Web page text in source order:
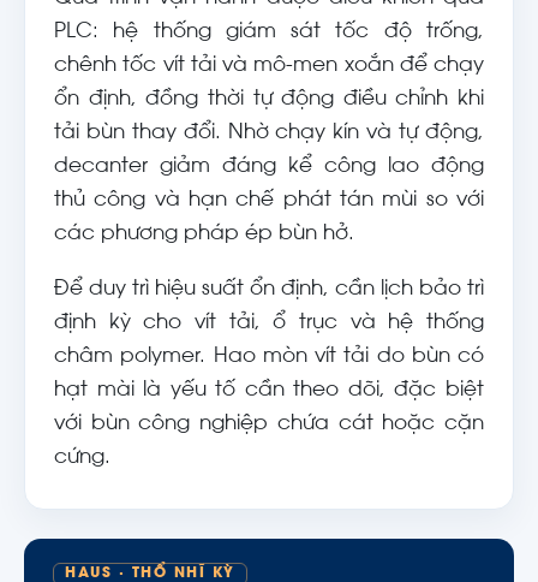
PLC: hệ thống giám sát tốc độ trống,
chênh tốc vít tải và mô-men xoắn để chạy
ổn định, đồng thời tự động điều chỉnh khi
tải bùn thay đổi. Nhờ chạy kín và tự động,
decanter giảm đáng kể công lao động
thủ công và hạn chế phát tán mùi so với
các phương pháp ép bùn hở.
Để duy trì hiệu suất ổn định, cần lịch bảo trì
định kỳ cho vít tải, ổ trục và hệ thống
châm polymer. Hao mòn vít tải do bùn có
hạt mài là yếu tố cần theo dõi, đặc biệt
với bùn công nghiệp chứa cát hoặc cặn
cứng.
HAUS · THỔ NHĨ KỲ